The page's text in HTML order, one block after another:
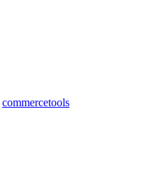
commercetools